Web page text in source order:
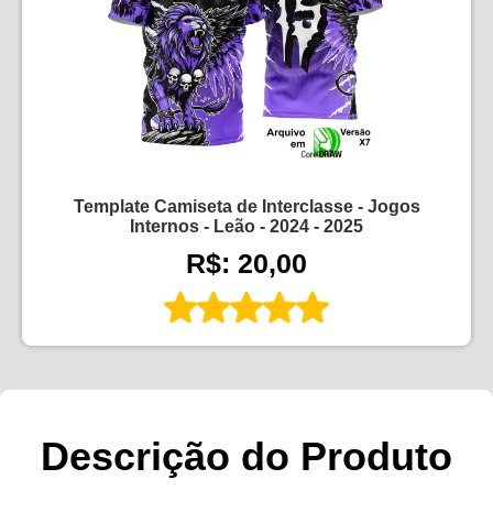
Template Camiseta de Interclasse - Jogos
Internos - Leão - 2024 - 2025
R$: 20,00
Descrição do Produto